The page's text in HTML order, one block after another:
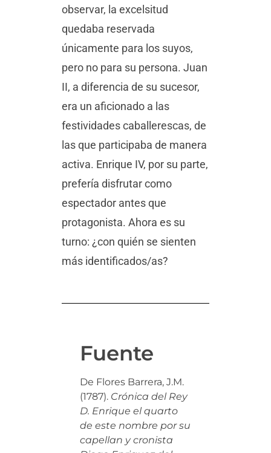
observar, la excelsitud
quedaba reservada
únicamente para los suyos,
pero no para su persona. Juan
II, a diferencia de su sucesor,
era un aficionado a las
festividades caballerescas, de
las que participaba de manera
activa. Enrique IV, por su parte,
prefería disfrutar como
espectador antes que
protagonista. Ahora es su
turno: ¿con quién se sienten
más identificados/as?
Fuente
De Flores Barrera, J.M.
(1787). Crónica del Rey
D. Enrique el quarto
de este nombre por su
capellan y cronista